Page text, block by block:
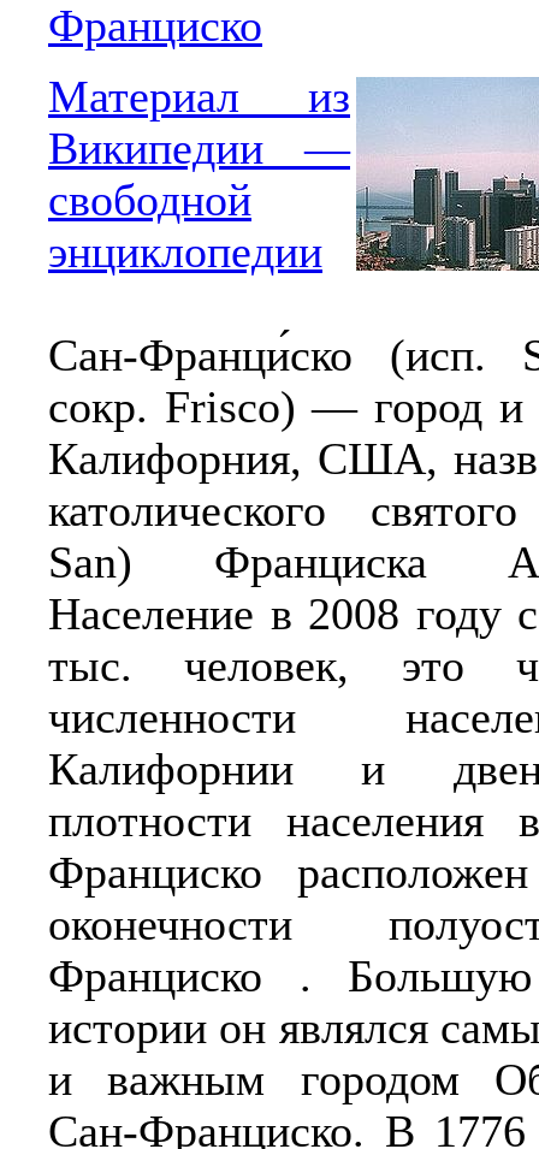
Франциско
Материал из
Википедии —
свободной
энциклопедии
Сан-Франци́ско (исп.
сокр. Frisco) — город и
Калифорния, США,
католического
San) Франциска
Население в 2008 году
тыс. человек, это
численности
Калифорнии и
плотности
Франциско
оконечности
Франциско . Большую
истории он являлся
и важным городом
Сан-Франциско. В 1776